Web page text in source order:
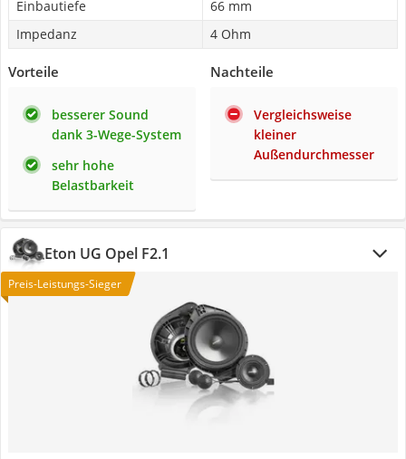
Einbautiefe
66 mm
Impedanz
4 Ohm
Vorteile
besserer Sound
dank 3-Wege-System
sehr hohe
Belastbarkeit
Nachteile
Vergleichsweise
kleiner
Außendurchmesser
Eton UG Opel F2.1
Preis-Leistungs-Sieger